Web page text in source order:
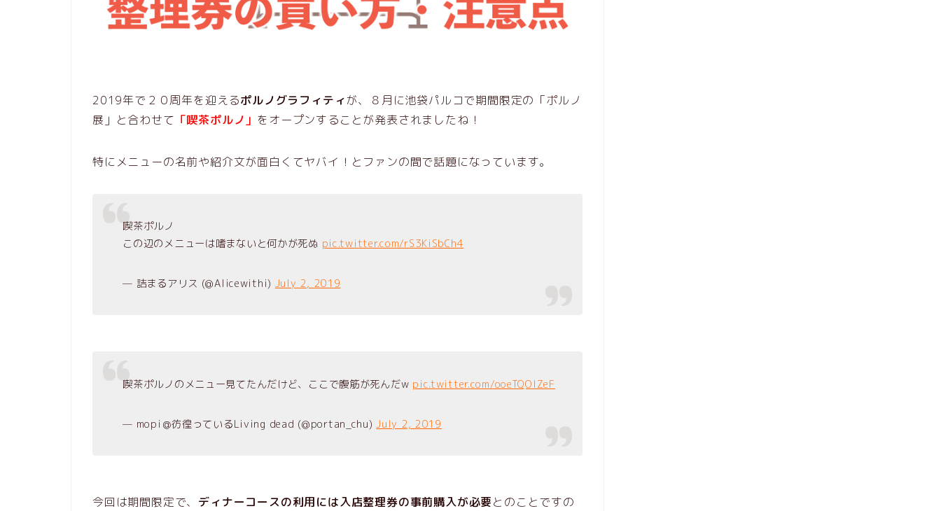
2019年で２０周年を迎えるポルノグラフィティが、８月に池袋パルコで期間限定の「ポルノ
展」と合わせて 「喫茶ポルノ」 をオープンすることが発表されましたね！
特にメニューの名前や紹介文が面白くてヤバイ！とファンの間で話題になっています。
喫茶ポルノ
この辺のメニューは嗜まないと何かが死ぬ pic.twitter.com/rS3KiSbCh4
— 詰まるアリス (@Alicewithi) July 2, 2019
喫茶ポルノのメニュー見てたんだけど、ここで腹筋が死んだw pic.twitter.com/ooeTQOlZeF
— mopi＠彷徨っているLiving dead (@portan_chu)July 2, 2019
今回は期間限定で、 ディナーコースの利用には入店整理券の事前購入が必要とのことですの